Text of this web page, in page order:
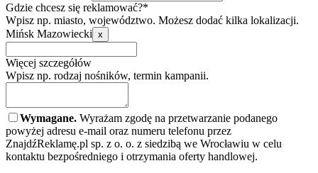
Gdzie chcesz się reklamować?*
Wpisz np. miasto, województwo. Możesz dodać kilka lokalizacji.
Mińsk Mazowiecki x
Więcej szczegółów
Wpisz np. rodzaj nośników, termin kampanii.
Wymagane. Wyrażam zgodę na przetwarzanie podanego
powyżej adresu e-mail oraz numeru telefonu przez
ZnajdźReklamę.pl sp. z o. o. z siedzibą we Wrocławiu w celu
kontaktu bezpośredniego i otrzymania oferty handlowej.